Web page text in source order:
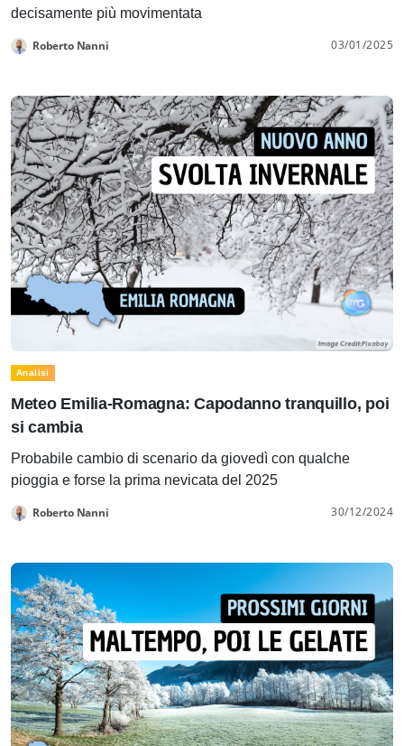
decisamente più movimentata
Roberto Nanni 03/01/2025
Analisi
Meteo Emilia-Romagna: Capodanno tranquillo, poi
si cambia
Probabile cambio di scenario da giovedì con qualche
pioggia e forse la prima nevicata del 2025
Roberto Nanni 30/12/2024